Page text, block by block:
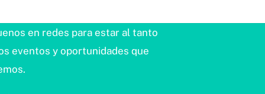
en redes para estar al tanto
eventos y oportunidades que